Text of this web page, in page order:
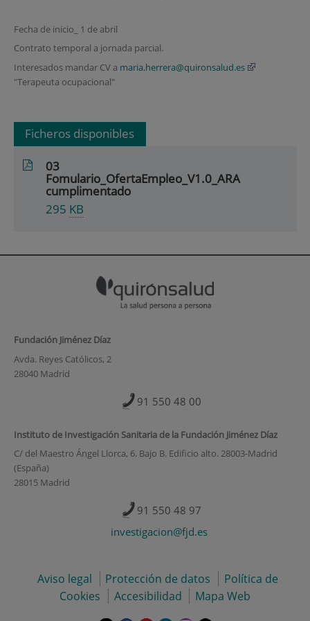
Fecha de inicio_ 1 de abril
Contrato temporal a jornada parcial.
Interesados mandar CV a maria.herrera@quironsalud.es
"Terapeuta ocupacional"
Ficheros disponibles
03
Fomulario_OfertaEmpleo_V1.0_ARA
cumplimentado
295 KB
Fundación Jiménez Díaz
Avda. Reyes Católicos, 2
28040 Madrid
91 550 48 00
Instituto de Investigación Sanitaria de la Fundación Jiménez Díaz
C/ del Maestro Ángel Llorca, 6. Bajo B. Edificio alto. 28003-Madrid
(España)
28015 Madrid
91 550 48 97
investigacion@fjd.es
Aviso legal Protección de datos
Política de
Cookies
Accesibilidad Mapa Web